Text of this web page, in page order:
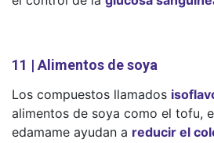
11 | Alimentos de soya
Los compuestos llamados
alimentos de soya como el tofu,
edamame ayudan a reducir el